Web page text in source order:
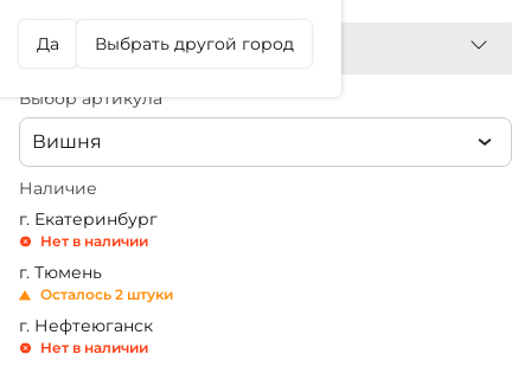
Да Выбрать другой город
Выбор артикула
Вишня
Наличие
г. Екатеринбург
Нет в наличии
г. Тюмень
Осталось 2 штуки
г. Нефтеюганск
Нет в наличии